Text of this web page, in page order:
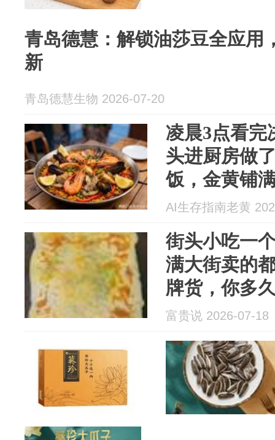
青岛德慧：解锁油莎豆全应用
新
青岛德慧生物 2026-07-20
凌晨3点看完
头进厨房做
饭，金黄铺
样吃
AI生存指南老黄
街头小吃一
满大街卖的
牌货，你多
富贵说 2026-07-18